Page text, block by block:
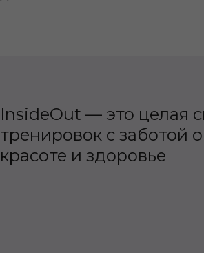
InsideOut — это целая
тренировок с заботой о
красоте и здоровье